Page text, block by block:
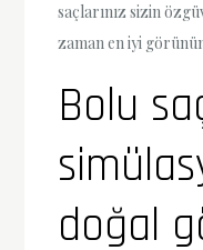
saçlarınız sizin
zaman en iyi
Bolu
doğal